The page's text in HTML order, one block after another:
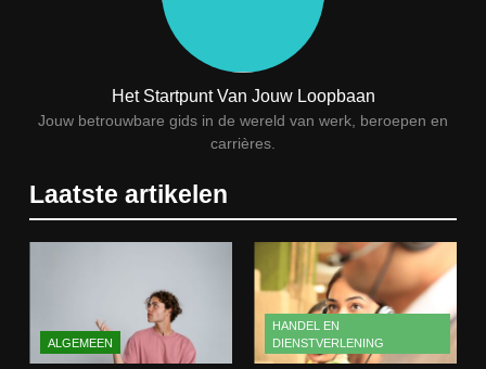
Wat verdient een machine
operator? Salaris, factoren en
doorgroeimogelijkheden
TECHNIEK, PRODUCTIE EN BOUW
Een frisse kijk op menselijke
Wat kost een verkoopmakelaar?
Het Startpunt Van Jouw Loopbaan
Jouw betrouwbare gids in de wereld van werk, beroepen en
carrières.
Laatste artikelen
ALGEMEEN
HANDEL EN
DIENSTVERLENING